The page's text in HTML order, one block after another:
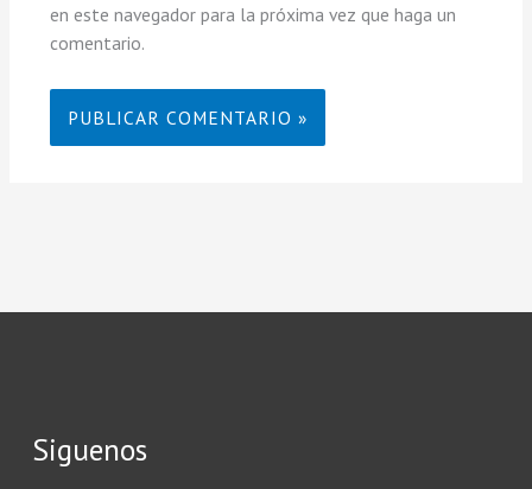
en este navegador para la próxima vez que haga un
comentario.
Siguenos